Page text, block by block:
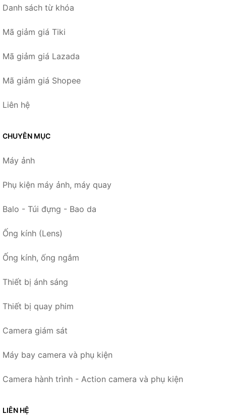
Danh sách từ khóa
Mã giảm giá Tiki
Mã giảm giá Lazada
Mã giảm giá Shopee
Liên hệ
CHUYÊN MỤC
Máy ảnh
Phụ kiện máy ảnh, máy quay
Balo - Túi đựng - Bao da
Ống kính (Lens)
Ống kính, ống ngắm
Thiết bị ánh sáng
Thiết bị quay phim
Camera giám sát
Máy bay camera và phụ kiện
Camera hành trình - Action camera và phụ kiện
LIÊN HỆ